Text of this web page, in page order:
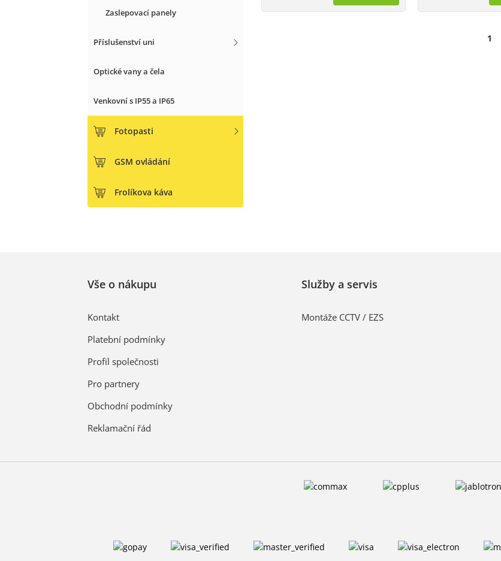
Zaslepovací panely
Příslušenství uni
Optické vany a čela
Venkovní s IP55 a IP65
Fotopasti
GSM ovládání
Frolíkova káva
1
Vše o nákupu
Kontakt
Platební podmínky
Profil společnosti
Pro partnery
Obchodní podmínky
Reklamační řád
Služby a servis
Montáže CCTV / EZS